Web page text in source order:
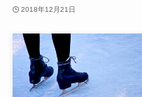
2018年12月21日